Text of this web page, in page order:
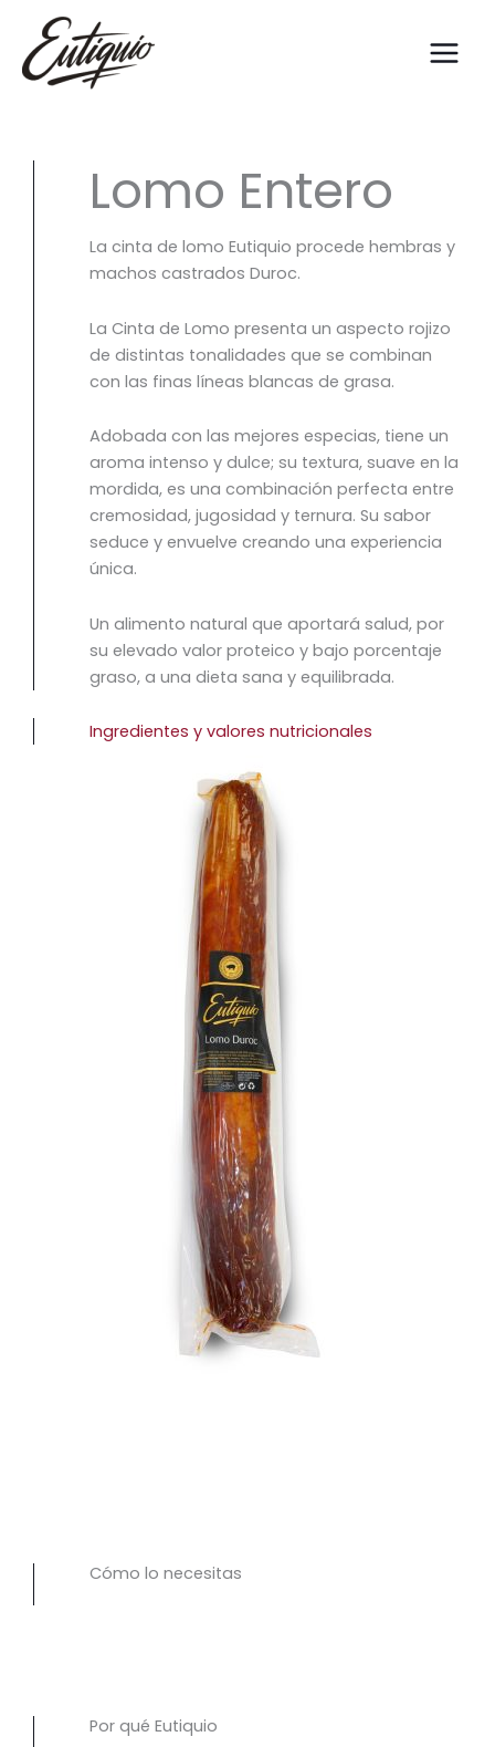
contenido
Lomo Entero
La cinta de lomo Eutiquio procede hembras y
machos castrados Duroc.
La Cinta de Lomo presenta un aspecto rojizo
de distintas tonalidades que se combinan
con las finas líneas blancas de grasa.
Adobada con las mejores especias, tiene un
aroma intenso y dulce; su textura, suave en la
mordida, es una combinación perfecta entre
cremosidad, jugosidad y ternura. Su sabor
seduce y envuelve creando una experiencia
única.
Un alimento natural que aportará salud, por
su elevado valor proteico y bajo porcentaje
graso, a una dieta sana y equilibrada.
Ingredientes y valores nutricionales
Cómo lo necesitas
Por qué Eutiquio